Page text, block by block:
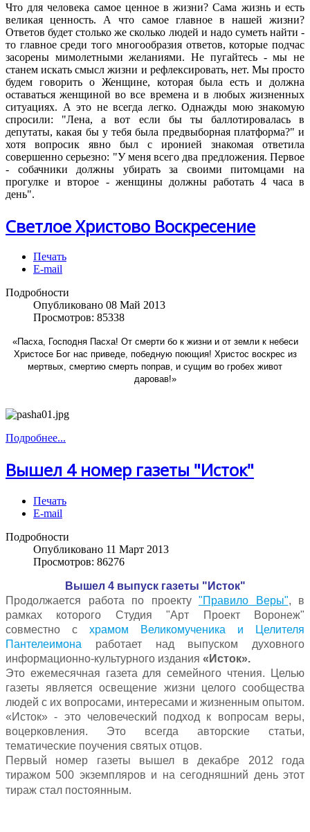
Что для человека самое ценное в жизни? Сама жизнь и есть
великая ценность. А что самое главное в нашей жизни?
Ответов будет столько же сколько людей и надо суметь найти -
то главное среди того многообразия ответов, которые подчас
засорены мимолетными желаниями. Не пугайтесь - мы не
станем искать смысл жизни и рефлексировать, нет. Мы просто
будем говорить о Женщине, которая была есть и должна
оставаться женщиной во все времена и в любых жизненных
ситуациях. А это не всегда легко. Однажды мою знакомую
спросили: "Лена, а вот если бы ты баллотировалась в
депутаты, какая бы у тебя была предвыборная платформа?" и
хотя вопросик явно был с иронией знакомая ответила
совершенно серьезно: "У меня всего два предложения. Первое
- собачники должны убирать за своими питомцами на
прогулке и второе - женщины должны работать 4 часа в
день".
Светлое Христово Воскресение
Печать
E-mail
Подробности
Опубликовано 08 Май 2013
Просмотров: 85338
«Пасха, Господня Пасха! От смерти бо к жизни и от земли к небеси
Христосе Бог нас приведе, победную поющия! Христос воскрес из
мертвых, смертию смерть поправ, и сущим во гробех живот
даровав!»
Подробнее...
Вышел 4 номер газеты "Исток"
Печать
E-mail
Подробности
Опубликовано 11 Март 2013
Просмотров: 86276
Вышел 4 выпуск газеты "Исток"
Продолжается работа по проекту "Правило Веры", в
рамках которого Студия "Арт Проект Воронеж"
совместно с храмом Великомученика и Целителя
Пантелеимона работает над выпуском духовного
информационно-культурного издания «Исток».
Это ежемесячная газета для семейного чтения.
Целью
газеты является освещение жизни целого сообщества
людей с их вопросами, интересами и жизненным опытом.
«Исток» - это человеческий подход к вопросам веры,
воцерковления. Это всегда авторские статьи,
тематические поучения святых отцов.
Первый номер газеты вышел в декабре 2012 года
тиражом 500 экземпляров и на сегодняшний день этот
тираж стал постоянным.